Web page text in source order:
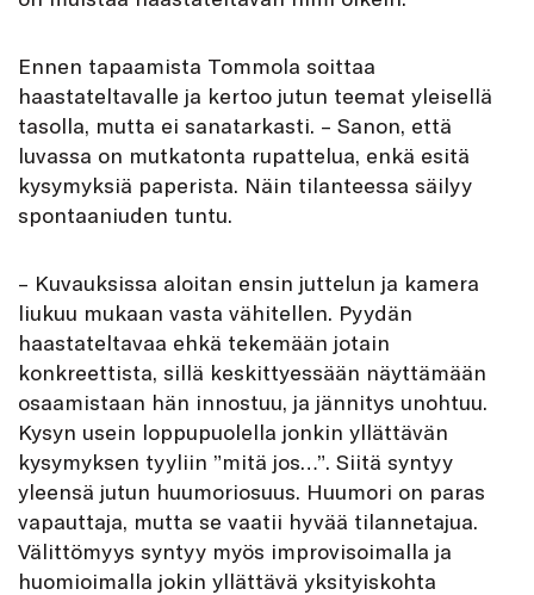
Ennen tapaamista Tommola soittaa
haastateltavalle ja kertoo jutun teemat yleisellä
tasolla, mutta ei sanatarkasti. – Sanon, että
luvassa on mutkatonta rupattelua, enkä esitä
kysymyksiä paperista. Näin tilanteessa säilyy
spontaaniuden tuntu.
– Kuvauksissa aloitan ensin juttelun ja kamera
liukuu mukaan vasta vähitellen. Pyydän
haastateltavaa ehkä tekemään jotain
konkreettista, sillä keskittyessään näyttämään
osaamistaan hän innostuu, ja jännitys unohtuu.
Kysyn usein loppupuolella jonkin yllättävän
kysymyksen tyyliin ”mitä jos…”. Siitä syntyy
yleensä jutun huumoriosuus. Huumori on paras
vapauttaja, mutta se vaatii hyvää tilannetajua.
Välittömyys syntyy myös improvisoimalla ja
huomioimalla jokin yllättävä yksityiskohta